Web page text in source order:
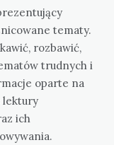
tematy.
rozbawić,
trudnych i
oparte na
lektury
ich